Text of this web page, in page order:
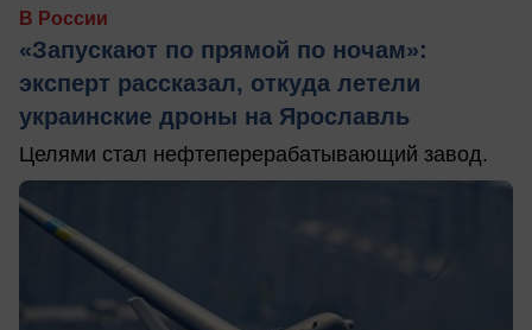
В России
«Запускают по прямой по ночам»:
эксперт рассказал, откуда летели
украинские дроны на Ярославль
Целями стал нефтеперерабатывающий завод.